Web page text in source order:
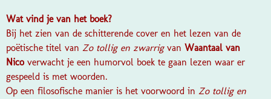
Wat vind je van het boek?
Bij het zien van de schitterende cover en het lezen van de
poëtische titel van Zo tollig en zwarrigvan Waantaal van
Nico verwacht je een humorvol boek te gaan lezen waar er
gespeeld is met woorden.
Op een filosofische manier is het voorwoord in Zo tollig en